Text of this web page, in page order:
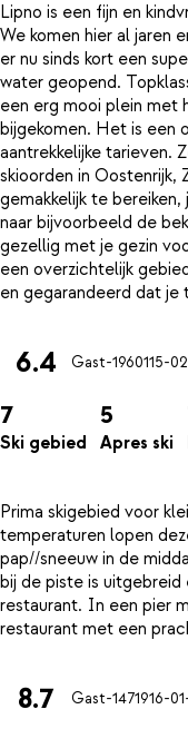
Lipno is een fijn en
We komen hier al jaren
er nu sinds kort een
water geopend.
een erg mooi plein met
bijgekomen. Het is een
aantrekkelijke tarieven.
skioorden in Oostenrijk,
gemakkelijk te
naar bijvoorbeeld de
gezellig met je gezin
een overzichtelijk
6.4 Gast-1960115-
7
Ski gebied
5
Apres ski
Prima skigebied voor
temperaturen lopen
pap//sneeuw in de
bij de piste is uitgebreid
restaurant. In een pier
8.7 Gast-1471916-